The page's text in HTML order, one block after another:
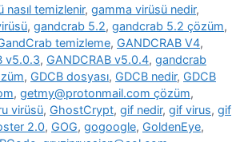
nasıl temizlenir, gamma virüsü nedir,
, gandcrab 5.2, gandcrab 5.2 çözüm,
temizleme, GANDCRAB V4,
v5.0.3, GANDCRAB v5.0.4, gandcrab
, GDCB dosyası, GDCB nedir, GDCB
, getmy@protonmail.com çözüm,
virüsü, GhostCrypt, gif nedir, gif virus, gif
2.0, GOG, gogoogle, GoldenEye,